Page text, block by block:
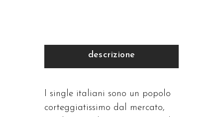
descrizione
I single italiani sono un popolo
corteggiatissimo dal mercato,